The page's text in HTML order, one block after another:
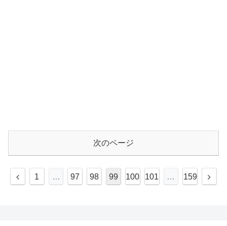
次のページ
1 … 97 98 99 100 101 … 159